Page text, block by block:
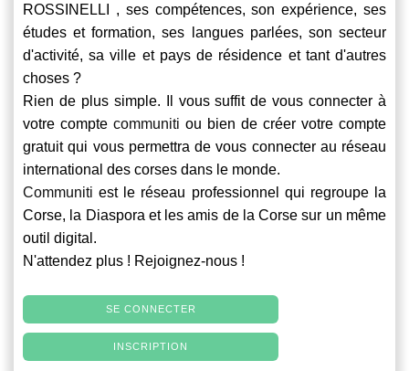
ROSSINELLI , ses compétences, son expérience, ses
études et formation, ses langues parlées, son secteur
d'activité, sa ville et pays de résidence et tant d'autres
choses ?
Rien de plus simple. Il vous suffit de vous connecter à
votre compte communiti ou bien de créer votre compte
gratuit qui vous permettra de vous connecter au réseau
international des corses dans le monde.
Communiti est le réseau professionnel qui regroupe la
Corse, la Diaspora et les amis de la Corse sur un même
outil digital.
N'attendez plus ! Rejoignez-nous !
SE CONNECTER
INSCRIPTION